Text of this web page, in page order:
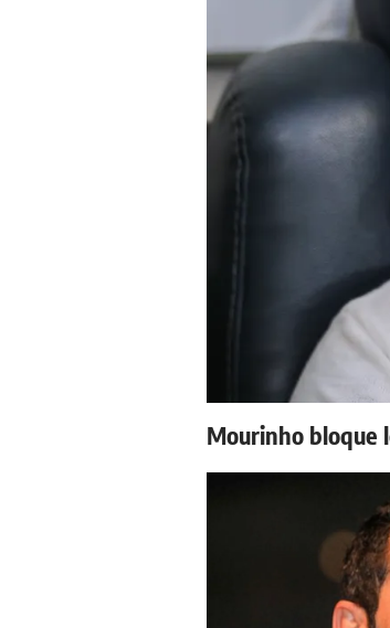
Mourinho bloque